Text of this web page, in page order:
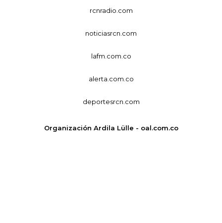
rcnradio.com
noticiasrcn.com
lafm.com.co
alerta.com.co
deportesrcn.com
Organización Ardila Lülle - oal.com.co